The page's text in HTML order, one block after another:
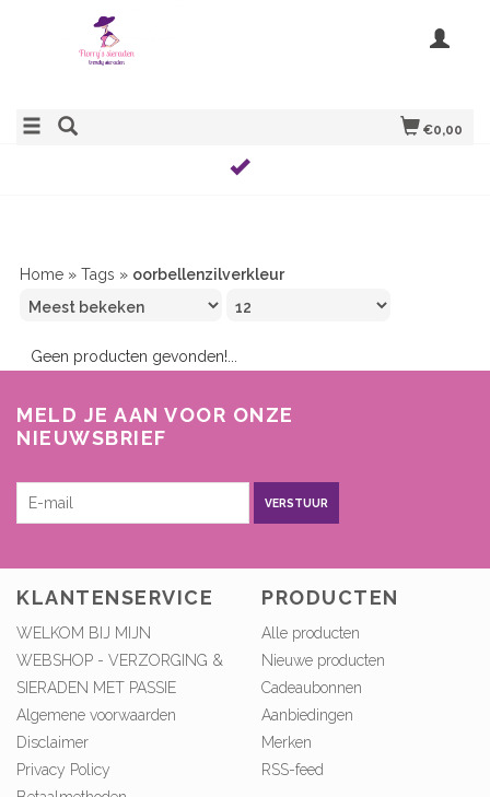
€0,00
Home » Tags » oorbellenzilverkleur
Geen producten gevonden!...
MELD JE AAN VOOR ONZE
NIEUWSBRIEF
VERSTUUR
KLANTENSERVICE
WELKOM BIJ MIJN
WEBSHOP - VERZORGING &
SIERADEN MET PASSIE
Algemene voorwaarden
Disclaimer
Privacy Policy
PRODUCTEN
Alle producten
Nieuwe producten
Cadeaubonnen
Aanbiedingen
Merken
RSS-feed